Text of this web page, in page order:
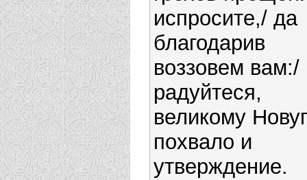
испросите,/ да
благодарив
воззовем вам:/
радуйтеся,
великому
похвало и
утверждение.